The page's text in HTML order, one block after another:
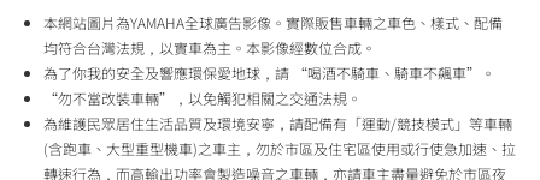
本網站圖片為YAMAHA全球廣告影像。實際販售車輛之車色、樣式、配備
均符合台灣法規，以實車為主。本影像經數位合成。
為了你我的安全及響應環保愛地球，請 “喝酒不騎車、騎車不飆車”。
“勿不當改裝車輛”，以免觸犯相關之交通法規。
為維護民眾居住生活品質及環境安寧，請配備有「運動/競技模式」等車輛
(含跑車、大型重型機車)之車主，勿於市區及住宅區使用或行使急加速、拉
轉速行為，而高輸出功率會製造噪音之車輛，亦請車主盡量避免於市區夜